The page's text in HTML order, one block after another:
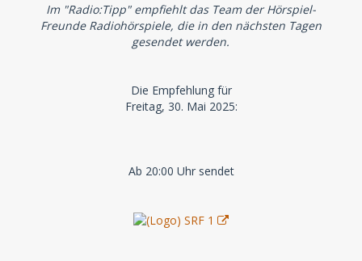
Im "Radio:Tipp" empfiehlt das Team der Hörspiel-
Freunde Radiohörspiele, die in den nächsten Tagen
gesendet werden.
Die Empfehlung für
Freitag, 30. Mai 2025:
Ab 20:00 Uhr sendet